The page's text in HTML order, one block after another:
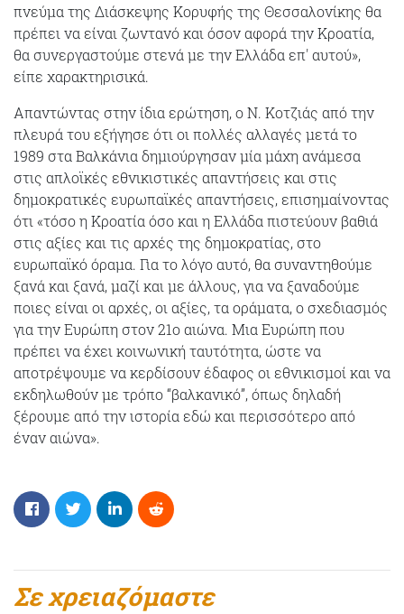
πνεύμα της Διάσκεψης Κορυφής της Θεσσαλονίκης θα
πρέπει να είναι ζωντανό και όσον αφορά την Κροατία,
θα συνεργαστούμε στενά με την Ελλάδα επ' αυτού»,
είπε χαρακτηρισικά.
Απαντώντας στην ίδια ερώτηση, ο Ν. Κοτζιάς από την
πλευρά του εξήγησε ότι οι πολλές αλλαγές μετά το
1989 στα Βαλκάνια δημιούργησαν μία μάχη ανάμεσα
στις απλοϊκές εθνικιστικές απαντήσεις και στις
δημοκρατικές ευρωπαϊκές απαντήσεις, επισημαίνοντας
ότι «τόσο η Κροατία όσο και η Ελλάδα πιστεύουν βαθιά
στις αξίες και τις αρχές της δημοκρατίας, στο
ευρωπαϊκό όραμα. Για το λόγο αυτό, θα συναντηθούμε
ξανά και ξανά, μαζί και με άλλους, για να ξαναδούμε
ποιες είναι οι αρχές, οι αξίες, τα οράματα, ο σχεδιασμός
για την Ευρώπη στον 21ο αιώνα. Μια Ευρώπη που
πρέπει να έχει κοινωνική ταυτότητα, ώστε να
αποτρέψουμε να κερδίσουν έδαφος οι εθνικισμοί και να
εκδηλωθούν με τρόπο “βαλκανικό”, όπως δηλαδή
ξέρουμε από την ιστορία εδώ και περισσότερο από
έναν αιώνα».
Σε χρειαζόμαστε